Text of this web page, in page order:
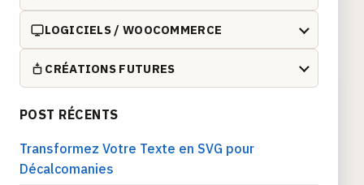
LOGICIELS / WOOCOMMERCE
CRÉATIONS FUTURES
POST RÉCENTS
Transformez Votre Texte en SVG pour
Décalcomanies